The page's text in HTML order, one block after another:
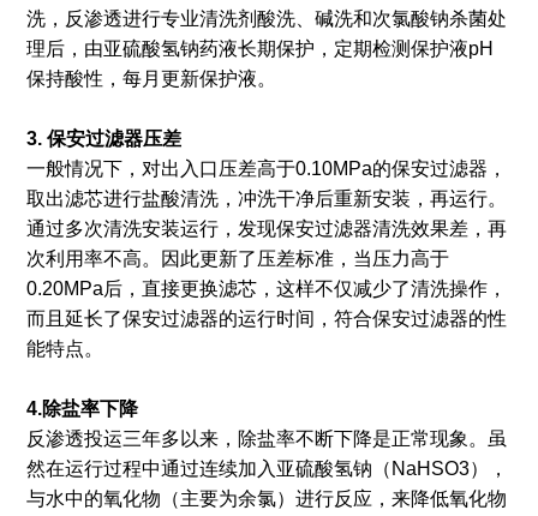
洗，反渗透进行专业清洗剂酸洗、碱洗和次氯酸钠杀菌处
理后，由亚硫酸氢钠药液长期保护，定期检测保护液pH
保持酸性，每月更新保护液。
3. 保安过滤器压差
一般情况下，对出入口压差高于0.10MPa的保安过滤器，
取出滤芯进行盐酸清洗，冲洗干净后重新安装，再运行。
通过多次清洗安装运行，发现保安过滤器清洗效果差，再
次利用率不高。因此更新了压差标准，当压力高于
0.20MPa后，直接更换滤芯，这样不仅减少了清洗操作，
而且延长了保安过滤器的运行时间，符合保安过滤器的性
能特点。
4.除盐率下降
反渗透投运三年多以来，除盐率不断下降是正常现象。虽
然在运行过程中通过连续加入亚硫酸氢钠（NaHSO3），
与水中的氧化物（主要为余氯）进行反应，来降低氧化物